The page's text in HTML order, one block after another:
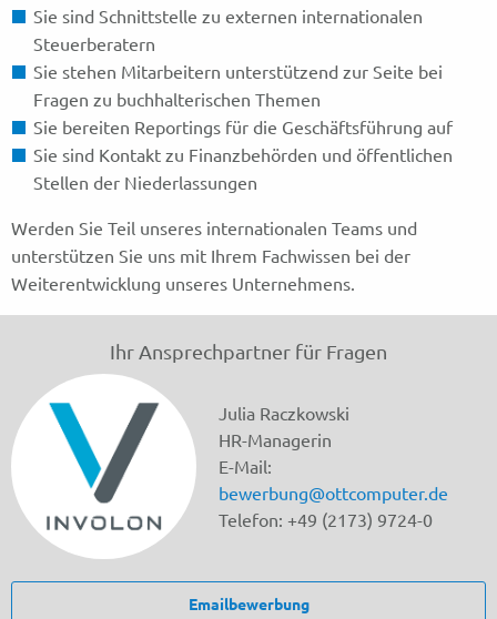
Sie sind Schnittstelle zu externen internationalen
Steuerberatern
Sie stehen Mitarbeitern unterstützend zur Seite bei
Fragen zu buchhalterischen Themen
Sie bereiten Reportings für die Geschäftsführung auf
Sie sind Kontakt zu Finanzbehörden und öffentlichen
Stellen der Niederlassungen
Werden Sie Teil unseres internationalen Teams und
unterstützen Sie uns mit Ihrem Fachwissen bei der
Weiterentwicklung unseres Unternehmens.
Ihr Ansprechpartner für Fragen
Julia Raczkowski
HR-Managerin
E-Mail:
bewerbung@ottcomputer.de
Telefon: +49 (2173) 9724-0
Emailbewerbung